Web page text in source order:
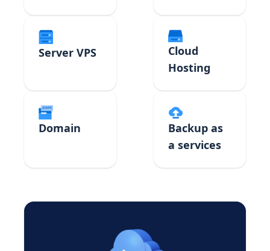
Server VPS
Cloud
Hosting
Domain
Backup as
a services